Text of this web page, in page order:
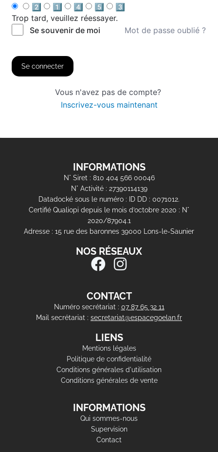
2️⃣
1️⃣ 4️⃣ 5️⃣
3️⃣
Trop tard, veuillez réessayer.
Se souvenir de moi
Mot de passe oublié ?
Se connecter
Vous n'avez pas de compte?
Inscrivez-vous maintenant
INFORMATIONS
N° Siret : 810 404 566 00046
N° Activité : 27390114139
Datadocké sous le numéro : ID DD : 0071012.
Certifié Qualiopi depuis le mois d’octobre 2020 : N°
2020/87904.1
Adresse : 15 rue des baronnes 39000 Lons-le-Saunier
NOS RÉSEAUX
CONTACT
Numéro secrétariat : 07 87 65 32 11
Mail secrétariat : secretariat@espacegoelan.fr
LIENS
Mentions légales
Politique de confidentialité
Conditions générales d'utilisation
Conditions générales de vente
INFORMATIONS
Qui sommes-nous
Supervision
Contact